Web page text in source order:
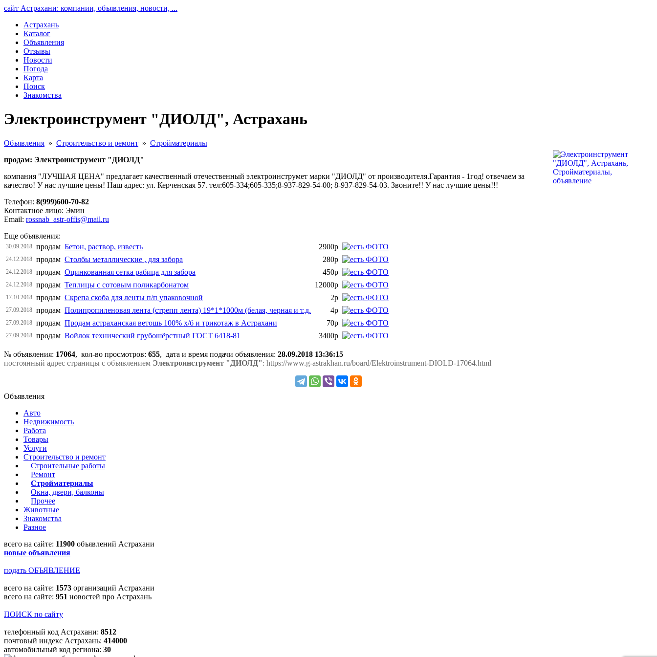
сайт Астрахани: компании, объявления, новости, ...
Астрахань
Каталог
Объявления
Отзывы
Новости
Погода
Карта
Поиск
Знакомства
Электроинструмент "ДИОЛД", Астрахань
Объявления » Строительство и ремонт » Стройматериалы
продам: Электроинструмент "ДИОЛД"
компания "ЛУЧШАЯ ЦЕНА" предлагает качественный отечественный электроинструмет марки "ДИОЛД" от производителя.Гарантия - 1год! отвечаем за
качество! У нас лучшие цены! Наш адрес: ул. Керченская 57. тел:605-334;605-335;8-937-829-54-00; 8-937-829-54-03. Звоните!! У нас лучшие цены!!!
Телефон: 8(999)600-70-82
Контактное лицо: Эмин
Email: rossnab_astr-offis@mail.ru
Еще объявления:
30.09.2018 продам Бетон, раствор, известь 2900р
24.12.2018 продам Столбы металлические , для забора 280р
24.12.2018 продам Оцинкованная сетка рабица для забора 450р
24.12.2018 продам Теплицы с сотовым поликарбонатом 12000р
17.10.2018 продам Скрепа скоба для ленты п/п упаковочной 2р
27.09.2018 продам Полипропиленовая лента (стрепп лента) 19*1*1000м (белая, черная и т.д. 4р
27.09.2018 продам Продам астраханская ветошь 100% х/б и трикотаж в Астрахани 70р
27.09.2018 продам Войлок технический грубошёрстный ГОСТ 6418-81 3400р
№ объявления: 17064, кол-во просмотров: 655, дата и время подачи объявления: 28.09.2018 13:36:15
постоянный адрес страницы с объявлением Электроинструмент "ДИОЛД": https://www.g-astrakhan.ru/board/Elektroinstrument-DIOLD-17064.html
Объявления
Авто
Недвижимость
Работа
Товары
Услуги
Строительство и ремонт
Строительные работы
Ремонт
Стройматериалы
Окна, двери, балконы
Прочее
Животные
Знакомства
Разное
всего на сайте: 11900 объявлений Астрахани
новые объявления
подать ОБЪЯВЛЕНИЕ
всего на сайте: 1573 организаций Астрахани
всего на сайте: 951 новостей про Астрахань
ПОИСК по сайту
телефонный код Астрахани: 8512
почтовый индекс Астрахань: 414000
автомобильный код региона: 30